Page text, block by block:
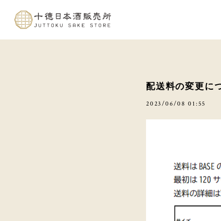
配送料の変更に
2023/06/08 01:55